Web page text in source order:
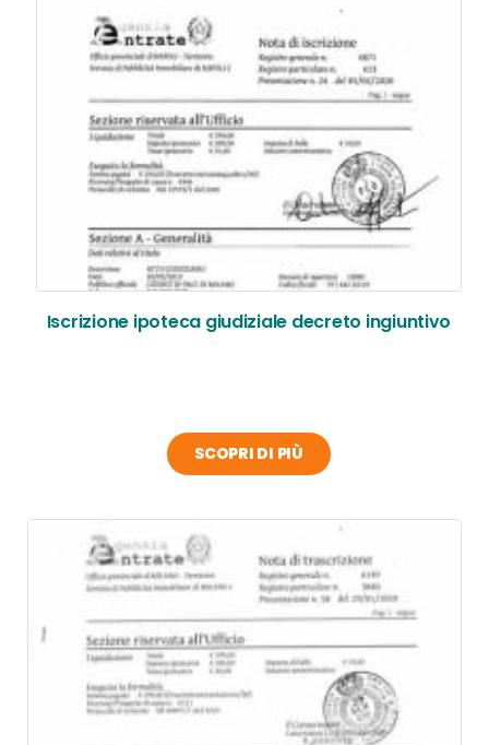
Iscrizione ipoteca giudiziale decreto ingiuntivo
SCOPRI DI PIÙ